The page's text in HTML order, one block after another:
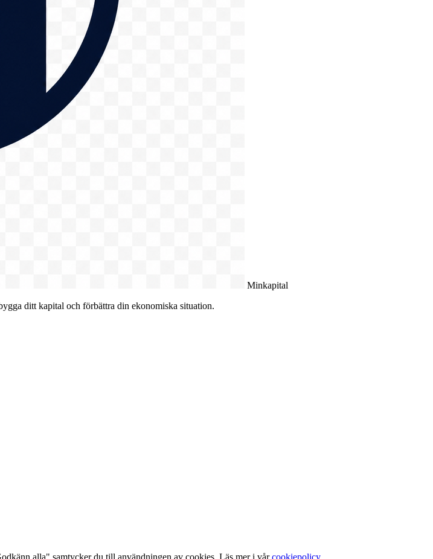
Minkapital
ditt kapital och förbättra din ekonomiska situation.
alla" samtycker du till användningen av cookies. Läs mer i vårcookiepolicy.